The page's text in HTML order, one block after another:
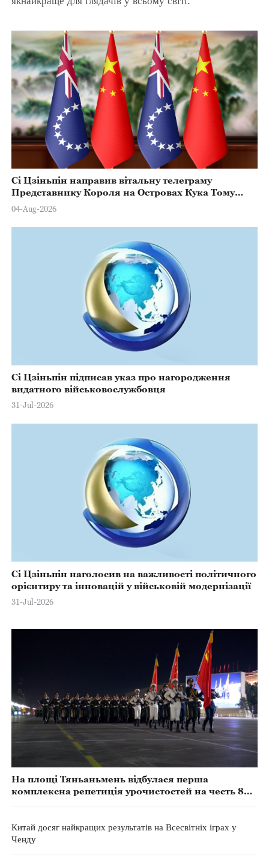
Сі Цзіньпін направив вітальну телеграму
Представнику Короля на Островах Кука Тому
Марстерсу з нагоди Дня Конституції
04-Aug-2026
Сі Цзіньпін підписав указ про нагородження
видатного військовослужбовця
31-Jul-2026
Сі Цзіньпін наголосив на важливості політичного
орієнтиру та інновацій у військовій модернізації
31-Jul-2026
На площі Тяньаньмень відбулася перша
комплексна репетиція урочистостей на честь 80-
антифашистькій війні
Китай досяг найкращих результатів на Всесвітніх іграх у
Ченду